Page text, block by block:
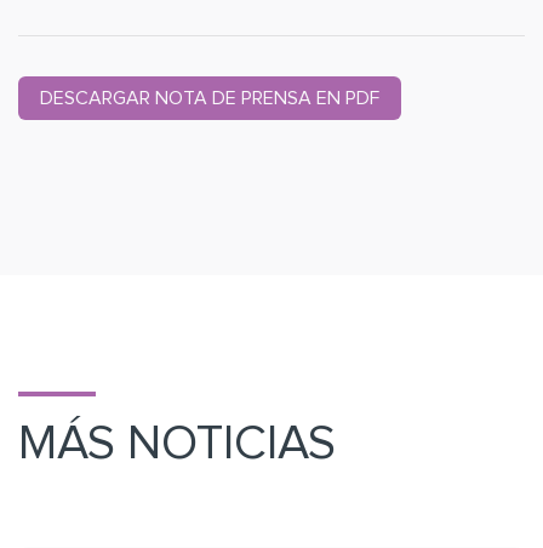
DESCARGAR NOTA DE PRENSA EN PDF
MÁS NOTICIAS